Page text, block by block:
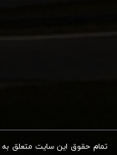
تمام حقوق این سایت متعلق به